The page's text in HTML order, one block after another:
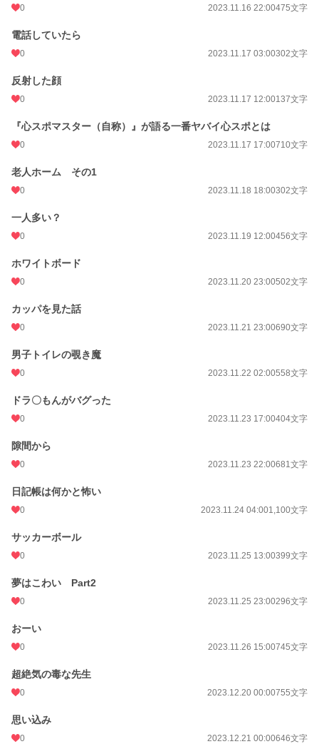
0 2023.11.16 22:00475文字
電話していたら
0 2023.11.17 03:00302文字
反射した顔
0 2023.11.17 12:00137文字
『心スポマスター（自称）』が語る一番ヤバイ心スポとは
0 2023.11.17 17:00710文字
老人ホーム その1
0 2023.11.18 18:00302文字
一人多い？
0 2023.11.19 12:00456文字
ホワイトボード
0 2023.11.20 23:00502文字
カッパを見た話
0 2023.11.21 23:00690文字
男子トイレの覗き魔
0 2023.11.22 02:00558文字
ドラ〇もんがバグった
0 2023.11.23 17:00404文字
隙間から
0 2023.11.23 22:00681文字
日記帳は何かと怖い
0 2023.11.24 04:001,100文字
サッカーボール
0 2023.11.25 13:00399文字
夢はこわい Part2
0 2023.11.25 23:00296文字
おーい
0 2023.11.26 15:00745文字
超絶気の毒な先生
0 2023.12.20 00:00755文字
思い込み
0 2023.12.21 00:00646文字